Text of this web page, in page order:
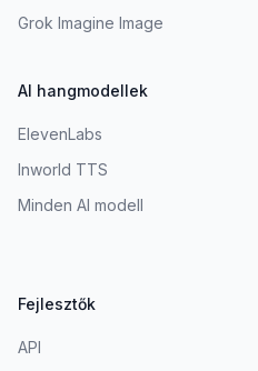
Grok Imagine Image
AI hangmodellek
ElevenLabs
Inworld TTS
Minden AI modell
Fejlesztők
API